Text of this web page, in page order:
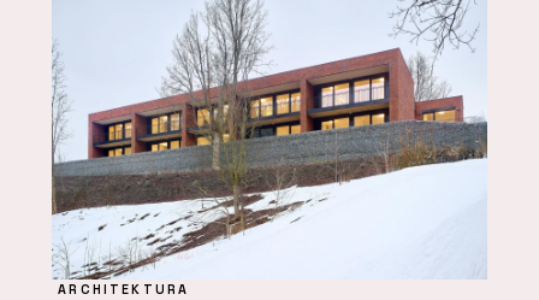
ARCHITEKTURA